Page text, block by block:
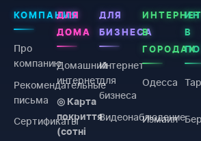
КОМПАНИЯ
Про
компанию
Рекомендательные
письма
Сертификаты
ДЛЯ
ДОМА
Домашний
интернет
◎ Карта
покриття
(сотні
ДЛЯ
БИЗНЕСА
Интернет
для
бизнеса
Видеонаблюдение
В
ГОРОДАХ
Одесса
Измаил
В